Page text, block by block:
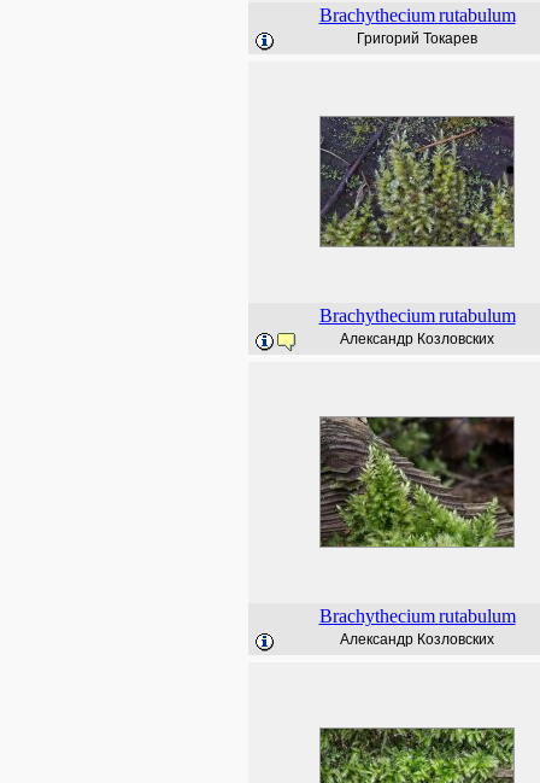
Brachythecium rutabulum
Григорий Токарев
Brachythecium rutabulum
Александр Козловских
Brachythecium rutabulum
Александр Козловских